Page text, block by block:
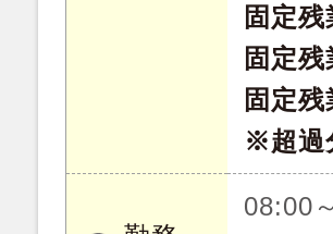
固定
固定
固定
※超過
08:00